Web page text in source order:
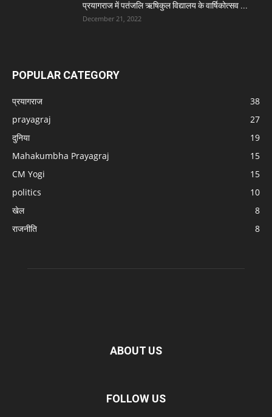
प्रयागराज में पतंजलि ऋषिकुल विद्यालय के वार्षिकोत्सव ...
December 21, 2022
POPULAR CATEGORY
प्रयागराज
38
prayagraj
27
दुनिया
19
Mahakumbha Prayagraj
15
CM Yogi
15
politics
10
खेल
8
राजनीति
8
ABOUT US
FOLLOW US